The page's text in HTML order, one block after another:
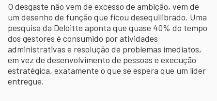
O desgaste não vem de excesso de ambição, vem de
um desenho de função que ficou desequilibrado. Uma
pesquisa da Deloitte aponta que quase 40% do tempo
dos gestores é consumido por atividades
administrativas e resolução de problemas imediatos,
em vez de desenvolvimento de pessoas e execução
estratégica, exatamente o que se espera que um líder
entregue.